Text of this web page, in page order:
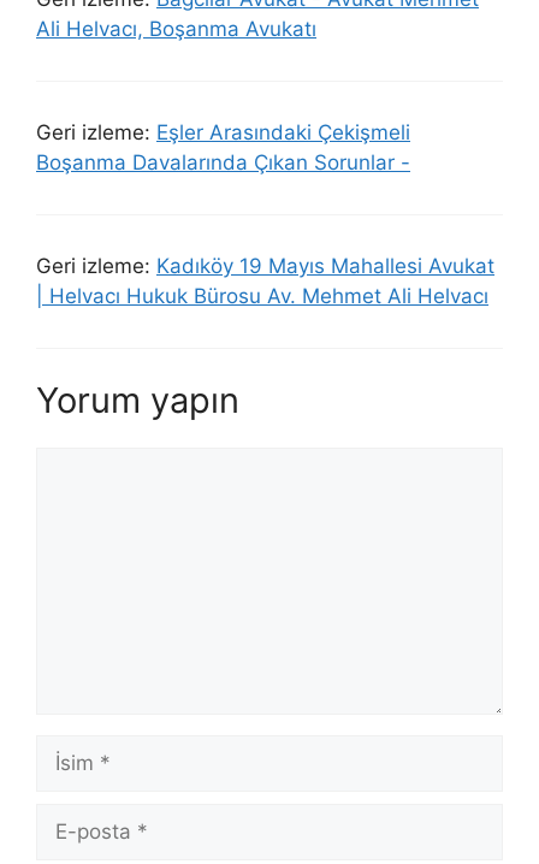
Ali Helvacı, Boşanma Avukatı
Geri izleme: Eşler Arasındaki Çekişmeli
Boşanma Davalarında Çıkan Sorunlar -
Geri izleme: Kadıköy 19 Mayıs Mahallesi Avukat
| Helvacı Hukuk Bürosu Av. Mehmet Ali Helvacı
Yorum yapın
İsim
posta